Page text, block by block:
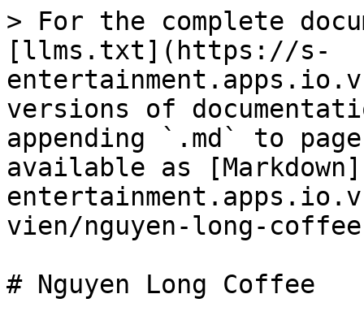
> For the complete
[llms.txt](https://s-
versions of
appending `.md` to
available as
vien/nguyen-long-
# Nguyen Long Coffee